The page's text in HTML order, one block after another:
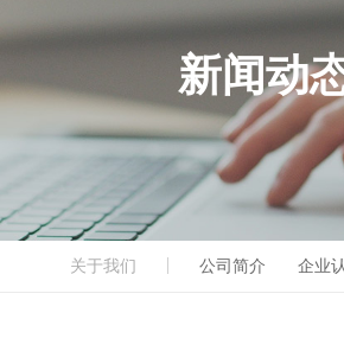
新闻动
关于我们 公司简介 企业